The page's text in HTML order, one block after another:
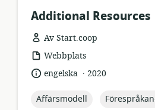
Additional
Av Start.coop
resursformat:
Webbplats
språk:engelska .
publiceringsdatum:
2020
topic:
Affärsmodell topic: